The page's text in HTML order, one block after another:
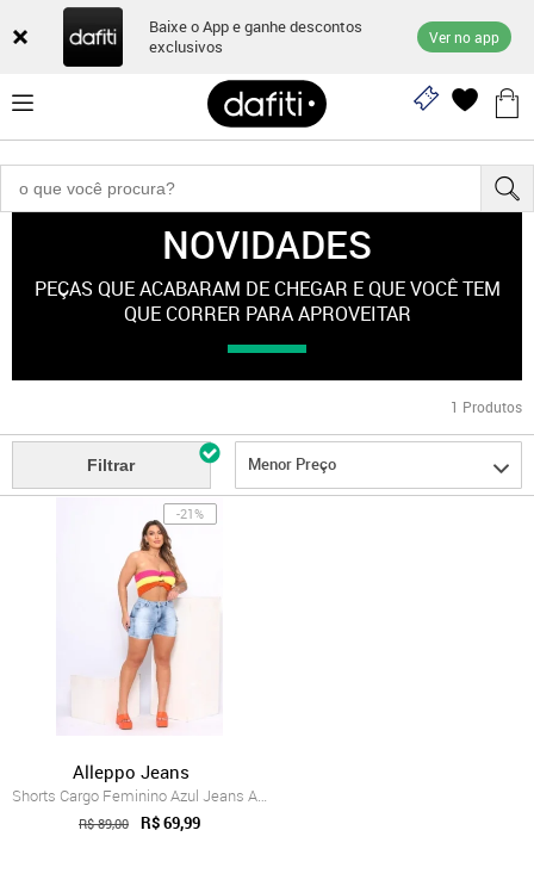
Baixe o App e ganhe descontos
exclusivos
Ver no app
"esporte-feminino"NOVIDADES
PEÇAS QUE ACABARAM DE CHEGAR E QUE VOCÊ TEM
QUE CORRER PARA APROVEITAR
1 Produtos
Filtrar Menor Preço
-21%
Alleppo Jeans
Shorts Cargo Feminino Azul Jeans Alleppo Jeans
R$ 89,00 R$ 69,99